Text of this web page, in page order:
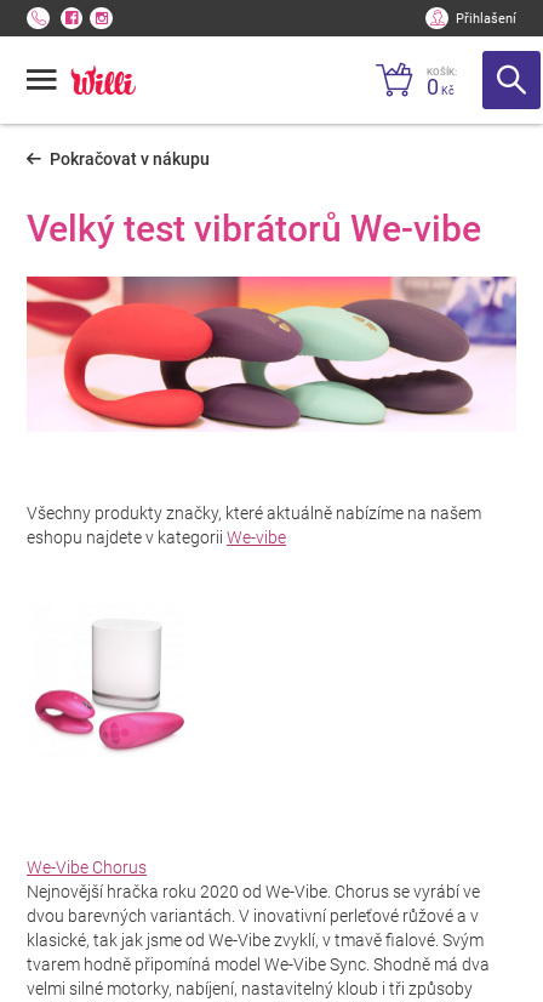
Přihlašení
KOŠÍK:
0 Kč
Pokračovat v nákupu
Velký test vibrátorů We-vibe
Všechny produkty značky, které aktuálně nabízíme na našem
eshopu najdete v kategorii We-vibe
We-Vibe Chorus
Nejnovější hračka roku 2020 od We-Vibe. Chorus se vyrábí ve
dvou barevných variantách. V inovativní perleťové růžové a v
klasické, tak jak jsme od We-Vibe zvyklí, v tmavě fialové. Svým
tvarem hodně připomíná model We-Vibe Sync. Shodně má dva
velmi silné motorky, nabíjení, nastavitelný kloub i tři způsoby